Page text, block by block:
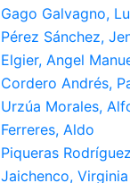
Gago Galvagno,
Pérez Sánchez,
Elgier, Angel
Cordero Andrés,
Urzúa Morales,
Ferreres, Aldo
Piqueras
Jaichenco, Virginia